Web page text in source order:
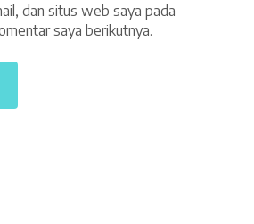
dan situs web saya pada
saya berikutnya.